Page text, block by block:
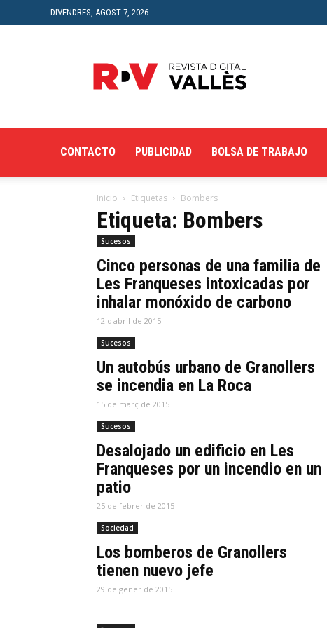
DIVENDRES, AGOST 7, 2026
Digital
del
CONTACTO PUBLICIDAD BOLSA DE TRABAJO
Inicio Etiquetas Bombers
Etiqueta: Bombers
Sucesos
Cinco personas de una familia de
Les Franqueses intoxicadas por
inhalar monóxido de carbono
12 d'abril de 2015
Sucesos
Un autobús urbano de Granollers
se incendia en La Roca
15 de març de 2015
Sucesos
Desalojado un edificio en Les
Franqueses por un incendio en un
patio
25 de febrer de 2015
Sociedad
Los bomberos de Granollers
tienen nuevo jefe
29 de gener de 2015